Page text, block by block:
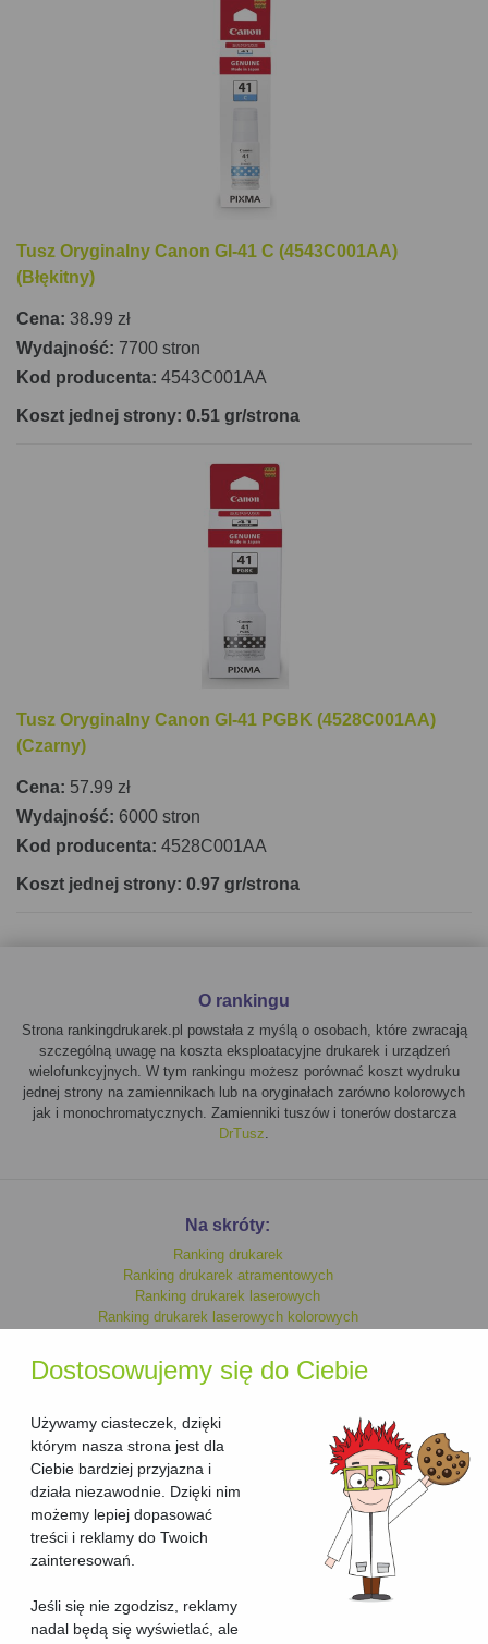
Dostosowujemy się do Ciebie
Używamy ciasteczek, dzięki
którym nasza strona jest dla
Ciebie bardziej przyjazna i
działa niezawodnie. Dzięki nim
możemy lepiej dopasować
treści i reklamy do Twoich
zainteresowań.
Jeśli się nie zgodzisz, reklamy
nadal będą się wyświetlać, ale
Tusz Oryginalny Canon GI-41 C (4543C001AA)
(Błękitny)
Cena: 38.99 zł
Wydajność: 7700 stron
Kod producenta: 4543C001AA
Koszt jednej strony: 0.51 gr/strona
Tusz Oryginalny Canon GI-41 PGBK (4528C001AA)
(Czarny)
Cena: 57.99 zł
Wydajność: 6000 stron
Kod producenta: 4528C001AA
Koszt jednej strony: 0.97 gr/strona
O rankingu
Strona rankingdrukarek.pl powstała z myślą o osobach, które zwracają
szczególną uwagę na koszta eksploatacyjne drukarek i urządzeń
wielofunkcyjnych. W tym rankingu możesz porównać koszt wydruku
jednej strony na zamiennikach lub na oryginałach zarówno kolorowych
jak i monochromatycznych. Zamienniki tuszów i tonerów dostarcza
DrTusz.
Na skróty:
Ranking drukarek
Ranking drukarek atramentowych
Ranking drukarek laserowych
Ranking drukarek laserowych kolorowych
Ranking drukarek kolorowych
Ranking drukarek laserowych
Ranking drukarek atramentowych monochromatycznych
Ranking urzadzen wielofunkcyjnych
Ranking urzadzen wielofunkcyjnych laserowych
Ranking urzadzen wielofunkcyjnych laserowych kolorowych
Ranking urzadzen wielofunkcyjnych kolorowych
Ranking urzadzen wielofunkcyjnych atramentowych kolorowych
Ranking urzadzen wielofunkcyjnych atramentowych
Ranking urzadzen wielofunkcyjnych atramentowych
monochromatycznych